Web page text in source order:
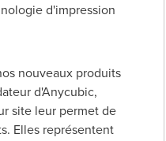
d'impression
nouveaux produits
d'Anycubic,
site leur permet de
Elles représentent